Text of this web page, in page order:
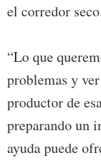
el corredor
“Lo que
problemas y
productor de
preparando un
ayuda puede